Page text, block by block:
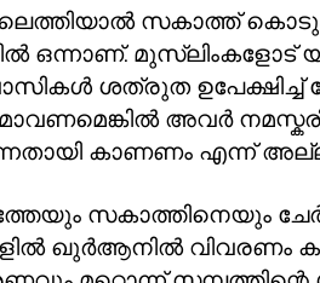
സകാത്ത്
ഒന്നാണ്. മുസ്ലിംകളോട്
ശത്രുത ഉപേക്ഷിച്ച്
അവർ
കാണണം എന്ന്
സകാത്തിനെയും
ഖുർആനിൽ വിവരണം